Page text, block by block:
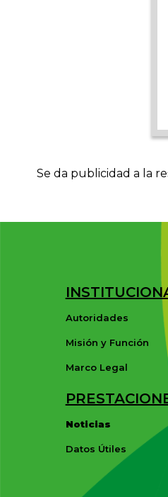
Se da publicidad a la
Autoridades
Misión y Función
Marco Legal
Noticias
Datos Útiles